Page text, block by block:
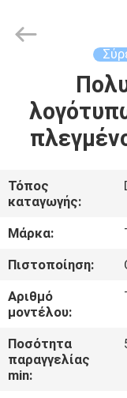
ΠΡΟΪΌΝΤΑ
ΠΕΡΊΠΟΥ
ΕΜΕΊΣ
ΓΎΡΟΣ
ΠΟΙΟΤΙΚΌΣ
ΈΛΕΓΧΟΣ
Accessories
Co.,Ltd.
Τόπος
καταγωγής:
Μάρκα:
Πιστοποίηση:
Αριθμό
μοντέλου:
Ποσότητα
παραγγελίας
min: